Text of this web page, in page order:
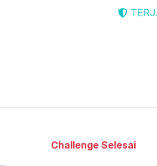
Challenge Selesai